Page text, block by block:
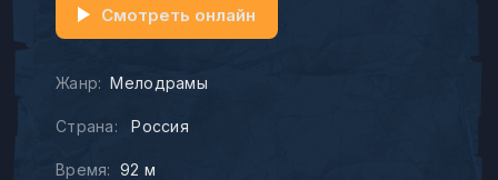
Жанр: Мелодрамы
Страна: Россия
Время: 92 м
Смотреть онлайн